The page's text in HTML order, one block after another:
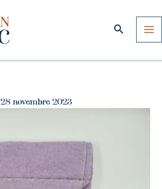
28 novembre 2023